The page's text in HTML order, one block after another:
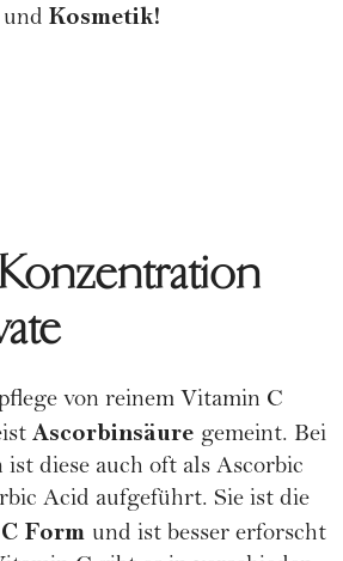
und Kosmetik!
von reinem Vitamin C
Ascorbinsäure gemeint. Bei
diese auch oft als Ascorbic
Acid aufgeführt. Sie ist die
Form und ist besser erforscht